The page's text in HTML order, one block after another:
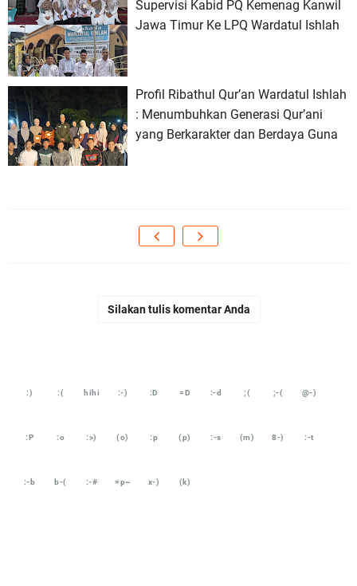
Supervisi Kabid PQ Kemenag Kanwil
Jawa Timur Ke LPQ Wardatul Ishlah
Profil Ribathul Qur’an Wardatul Ishlah
: Menumbuhkan Generasi Qur’ani
yang Berkarakter dan Berdaya Guna
Silakan tulis komentar Anda
:) :( hihi :-) :D =D :-d ;( ;-( @-)
:P :o :>) (o) :p (p) :-s (m) 8-) :-t
:-b b-( :-# =p~ x-) (k)